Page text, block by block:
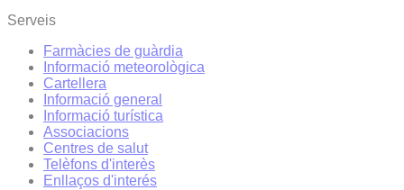
Serveis
Farmàcies de guàrdia
Informació meteorològica
Cartellera
Informació general
Informació turística
Associacions
Centres de salut
Telèfons d'interès
Enllaços d'interés